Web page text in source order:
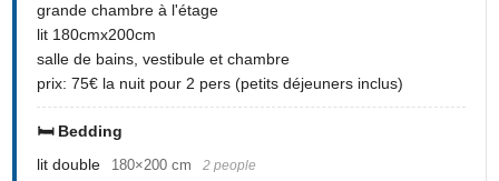
grande chambre à l'étage
lit 180cmx200cm
salle de bains, vestibule et chambre
prix: 75€ la nuit pour 2 pers (petits déjeuners inclus)
🛏️ Bedding
lit double
180×200 cm 2 people